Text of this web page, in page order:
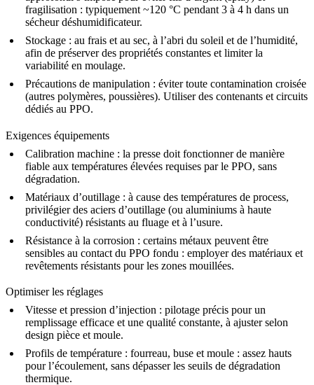
fragilisation : typiquement ~120 °C pendant 3 à 4 h dans un
sécheur déshumidificateur.
Stockage : au frais et au sec, à l’abri du soleil et de l’humidité,
afin de préserver des propriétés constantes et limiter la
variabilité en moulage.
Précautions de manipulation : éviter toute contamination croisée
(autres polymères, poussières). Utiliser des contenants et circuits
dédiés au PPO.
Exigences équipements
Calibration machine : la presse doit fonctionner de manière
fiable aux températures élevées requises par le PPO, sans
dégradation.
Matériaux d’outillage : à cause des températures de process,
privilégier des aciers d’outillage (ou aluminiums à haute
conductivité) résistants au fluage et à l’usure.
Résistance à la corrosion : certains métaux peuvent être
sensibles au contact du PPO fondu : employer des matériaux et
revêtements résistants pour les zones mouillées.
Optimiser les réglages
Vitesse et pression d’injection : pilotage précis pour un
remplissage efficace et une qualité constante, à ajuster selon
design pièce et moule.
Profils de température : fourreau, buse et moule : assez hauts
pour l’écoulement, sans dépasser les seuils de dégradation
thermique.